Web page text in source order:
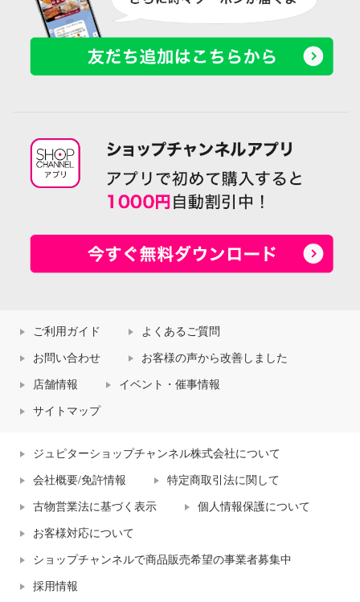
ご利用ガイド よくあるご質問
お問い合わせ お客様の声から改善しました
店舗情報 イベント・催事情報
サイトマップ
ジュピターショップチャンネル株式会社について
会社概要/免許情報 特定商取引法に関して
古物営業法に基づく表示 個人情報保護について
お客様対応について
ショップチャンネルで商品販売希望の事業者募集中
採用情報